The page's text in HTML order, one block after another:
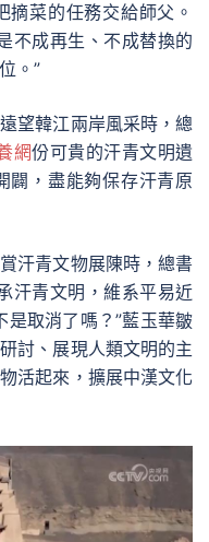
摘菜的任務交給師父。
不成再生、不成替換的
。”
韓江兩岸風采時，總
網份可貴的汗青文明遺
闢，盡能夠保存汗青原
汗青文物展陳時，總書
汗青文明，維系平易近
是取消了嗎？”藍玉華皺
討、展現人類文明的主
活起來，擴展中漢文化